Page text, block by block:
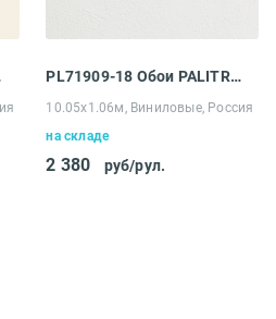
PL71909-18 Обои PALITRA LIFE (Palitra) Holland
10.05х1.06м, Виниловые, Россия
на складе
2 380 руб/рул.